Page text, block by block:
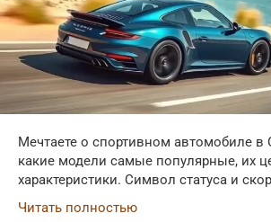
Мечтаете о спортивном автомобиле в
какие модели самые популярные, их
характеристики. Символ статуса и
Читать полностью